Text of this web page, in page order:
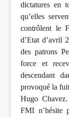
dictatures en
qu’elles
contrôlent le
d’Etat d’avril
des patrons
force et
descendant
provoqué la
Hugo
FMI n’hésite